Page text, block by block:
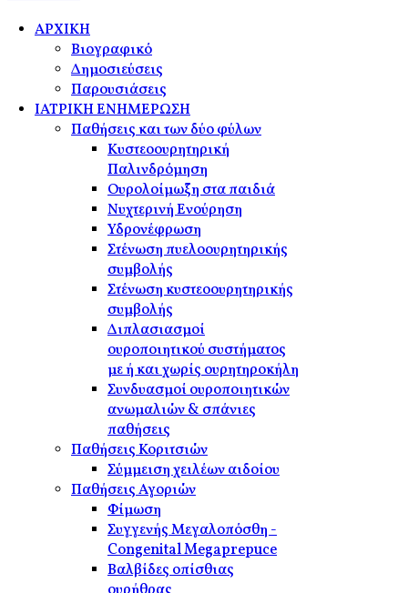
ΑΡΧΙΚΗ
Βιογραφικό
Δημοσιεύσεις
Παρουσιάσεις
ΙΑΤΡΙΚΗ ΕΝΗΜΕΡΩΣΗ
Παθήσεις και των δύο φύλων
Κυστεοουρητηρική
Παλινδρόμηση
Ουρολοίμωξη στα παιδιά
Νυχτερινή Ενούρηση
Υδρονέφρωση
Στένωση πυελοουρητηρικής
συμβολής
Στένωση κυστεοουρητηρικής
συμβολής
Διπλασιασμοί
ουροποιητικού συστήματος
με ή και χωρίς ουρητηροκήλη
Συνδυασμοί ουροποιητικών
ανωμαλιών & σπάνιες
παθήσεις
Παθήσεις Κοριτσιών
Σύμμειση χειλέων αιδοίου
Παθήσεις Αγοριών
Φίμωση
Συγγενής Μεγαλοπόσθη -
Congenital Megaprepuce
Βαλβίδες οπίσθιας